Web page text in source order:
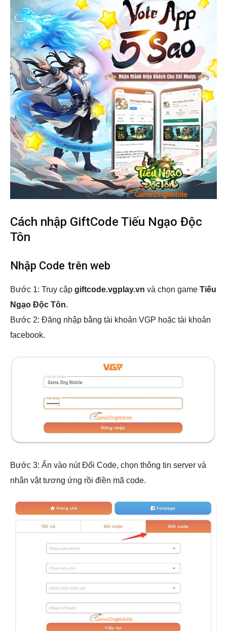
Cách nhập GiftCode Tiếu Ngạo Độc
Tôn
Nhập Code trên web
Bước 1: Truy cập giftcode.vgplay.vn và chọn game Tiếu
Ngạo Độc Tôn.
Bước 2: Đăng nhập bằng tài khoản VGP hoặc tài khoản
facebook.
Bước 3: Ấn vào nút Đổi Code, chọn thông tin server và
nhân vật tương ứng rồi điền mã code.